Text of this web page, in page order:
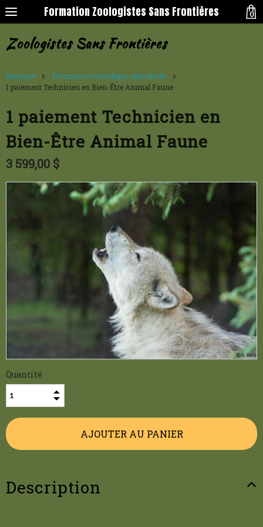
Formation Zoologistes Sans Frontières
Zoologistes Sans Frontières
Boutique
Formation scientifique spécialisée
1 paiement Technicien en Bien-Être Animal Faune
1 paiement Technicien en
Bien-Être Animal Faune
3 599,00 $
Quantité
Description
0